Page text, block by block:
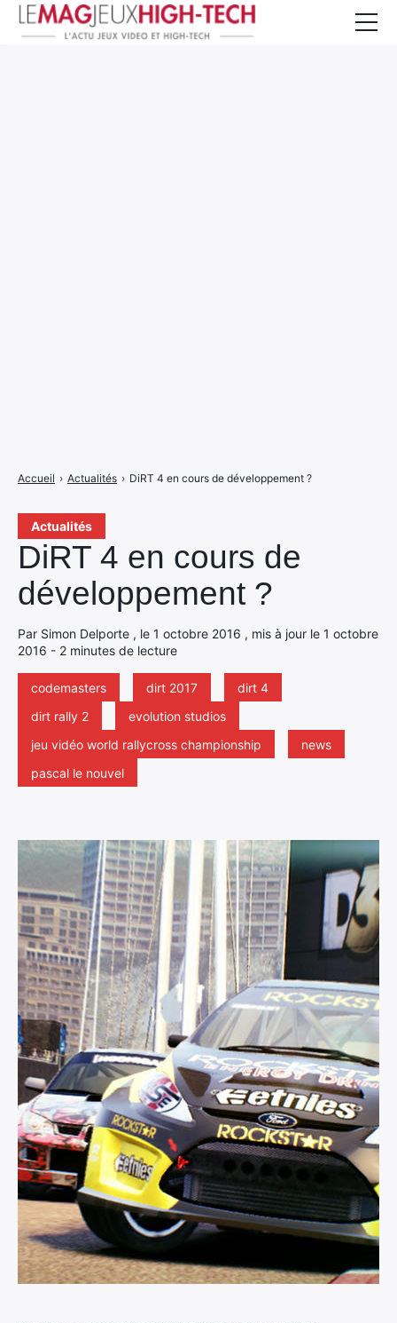
Actualités
DiRT 4 en cours de
développement ?
Par Simon Delporte , le 1 octobre 2016 , mis à jour le 1 octobre
2016 - 2 minutes de lecture
codemasters dirt 2017
dirt 4
dirt rally 2
evolution studios
jeu vidéo world rallycross championship
news
pascal le nouvel
Accueil › Actualités › DiRT 4 en cours de développement ?